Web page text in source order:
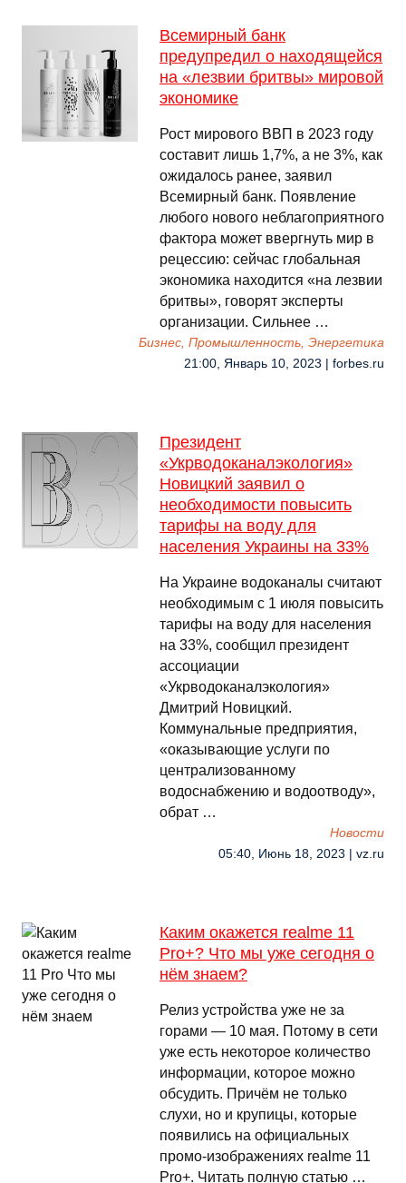
Всемирный банк
предупредил о находящейся
на «лезвии бритвы» мировой
экономике
Рост мирового ВВП в 2023 году
составит лишь 1,7%, а не 3%, как
ожидалось ранее, заявил
Всемирный банк. Появление
любого нового неблагоприятного
фактора может ввергнуть мир в
рецессию: сейчас глобальная
экономика находится «на лезвии
бритвы», говорят эксперты
организации. Сильнее …
Бизнес, Промышленность, Энергетика
21:00, Январь 10, 2023 | forbes.ru
Президент
«Укрводоканалэкология»
Новицкий заявил о
необходимости повысить
тарифы на воду для
населения Украины на 33%
На Украине водоканалы считают
необходимым с 1 июля повысить
тарифы на воду для населения
на 33%, сообщил президент
ассоциации
«Укрводоканалэкология»
Дмитрий Новицкий.
Коммунальные предприятия,
«оказывающие услуги по
централизованному
водоснабжению и водоотводу»,
обрат …
Новости
05:40, Июнь 18, 2023 | vz.ru
Каким окажется realme 11
Pro+? Что мы уже сегодня о
нём знаем?
Релиз устройства уже не за
горами — 10 мая. Потому в сети
уже есть некоторое количество
информации, которое можно
обсудить. Причём не только
слухи, но и крупицы, которые
появились на официальных
промо-изображениях realme 11
Pro+. Читать полную статью …